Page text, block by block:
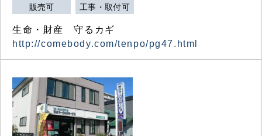
販売可 工事・取付可
生命・財産 守るカギ
http://comebody.com/tenpo/pg47.html